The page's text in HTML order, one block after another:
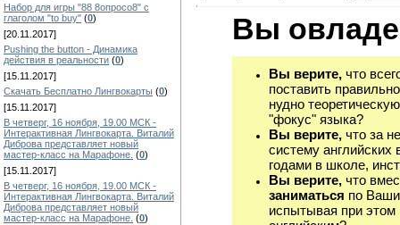
Набор для игры "88 8опросо8" с
глаголом "to buy" (0)
[20.11.2017]
Pushing the button - Динамика
действия в реальности (0)
[15.11.2017]
Скачать Бесплатно Лингвокарты (0)
[15.11.2017]
В четверг, 16 ноября, 19.00 МСК -
Интерактивная Лингвокарта. Виталий
Диброва представляет новый
мастер-класс на Марафоне. (0)
[15.11.2017]
В четверг, 16 ноября, 19.00 МСК -
Интерактивная Лингвокарта. Виталий
Диброва представляет новый
мастер-класс на Марафоне. (0)
Вы
Вы верите, что
поставить
нудно
"фокус" языка?
Вы верите, что за
систему
годами в школе,
Вы верите, что
заниматься по
испытывая при этом